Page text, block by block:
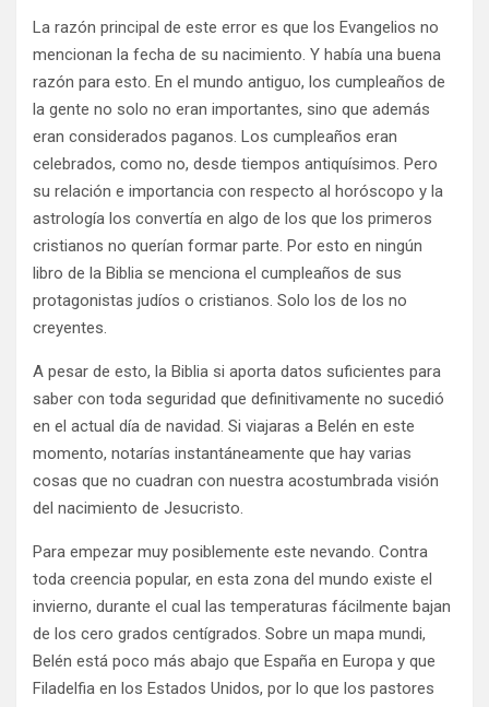
La razón principal de este error es que los Evangelios no
mencionan la fecha de su nacimiento. Y había una buena
razón para esto. En el mundo antiguo, los cumpleaños de
la gente no solo no eran importantes, sino que además
eran considerados paganos. Los cumpleaños eran
celebrados, como no, desde tiempos antiquísimos. Pero
su relación e importancia con respecto al horóscopo y la
astrología los convertía en algo de los que los primeros
cristianos no querían formar parte. Por esto en ningún
libro de la Biblia se menciona el cumpleaños de sus
protagonistas judíos o cristianos. Solo los de los no
creyentes.
A pesar de esto, la Biblia si aporta datos suficientes para
saber con toda seguridad que definitivamente no sucedió
en el actual día de navidad. Si viajaras a Belén en este
momento, notarías instantáneamente que hay varias
cosas que no cuadran con nuestra acostumbrada visión
del nacimiento de Jesucristo.
Para empezar muy posiblemente este nevando. Contra
toda creencia popular, en esta zona del mundo existe el
invierno, durante el cual las temperaturas fácilmente bajan
de los cero grados centígrados. Sobre un mapa mundi,
Belén está poco más abajo que España en Europa y que
Filadelfia en los Estados Unidos, por lo que los pastores